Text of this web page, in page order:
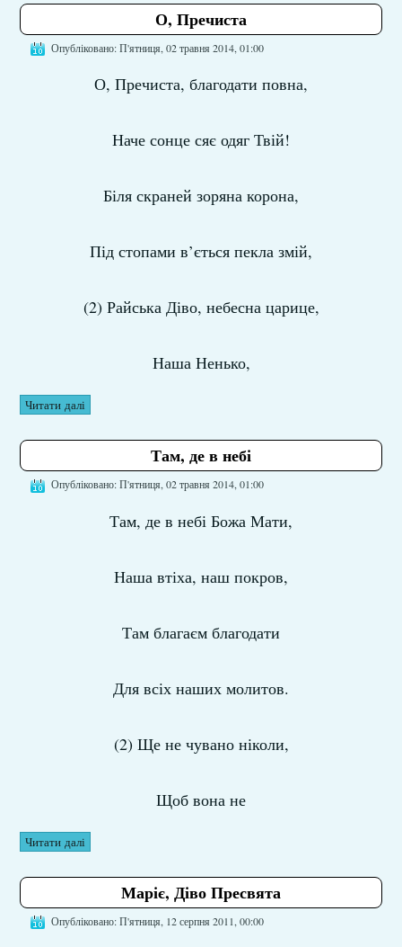
О, Пречиста
Опубліковано: П'ятниця, 02 травня 2014, 01:00
О, Пречиста, благодати повна,
Наче сонце сяє одяг Твій!
Біля скраней зоряна корона,
Під стопами в’ється пекла змій,
(2) Райська Діво, небесна царице,
Наша Ненько,
Читати далі
Там, де в небі
Опубліковано: П'ятниця, 02 травня 2014, 01:00
Там, де в небі Божа Мати,
Наша втіха, наш покров,
Там благаєм благодати
Для всіх наших молитов.
(2) Ще не чувано ніколи,
Щоб вона не
Читати далі
Маріє, Діво Пресвята
Опубліковано: П'ятниця, 12 серпня 2011, 00:00